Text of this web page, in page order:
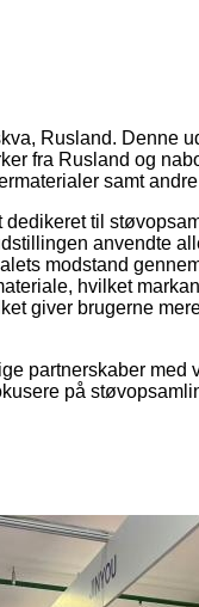
Rusland. Denne
fra Rusland og
samt
til
anvendte
modstand
hvilket
giver brugerne
partnerskaber med
på